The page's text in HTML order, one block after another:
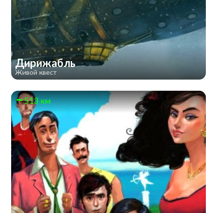
Дирижабль
Живой квест
513 км